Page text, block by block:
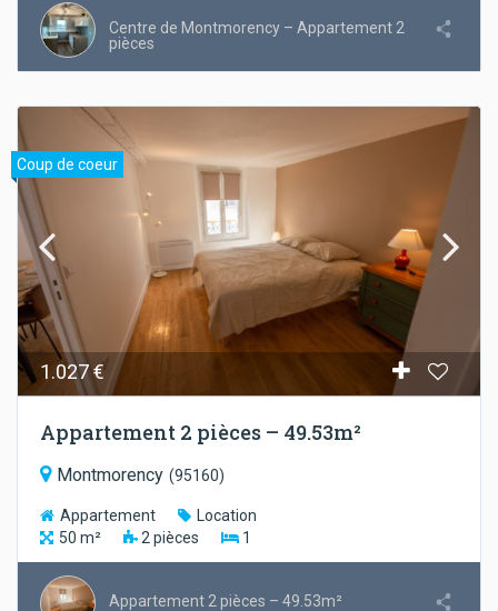
Centre de Montmorency – Appartement 2
pièces
Coup de coeur
1.027 €
Appartement 2 pièces – 49.53m²
Montmorency (95160)
Appartement
Location
50 m² 2 pièces 1
Appartement 2 pièces – 49.53m²